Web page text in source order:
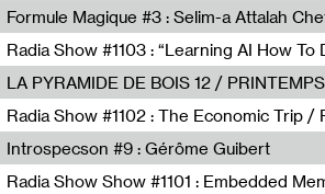
Nathalie Lacroix
Nathalie Lacroix,Selim-a Attalah Chettaoui
Radio Campus Bruxelles
Sammy Stein
Radio Grenouille
Introspecson #9 : Gérôme Guibert
Pierre Henry,Gérôme Guibert